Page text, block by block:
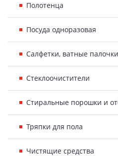
Полотенца
Посуда одноразовая
Салфетки, ватные
Стеклоочистители
Стиральные порошки и
Тряпки для пола
Чистящие средства